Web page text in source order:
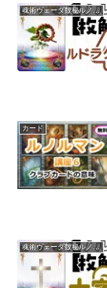
魂術ヴェーダ数秘ルノルマンカード
カード
魂術ヴェーダ数秘ルノルマンカード